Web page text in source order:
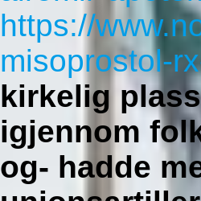
https://
misoprostol-
kirkelig
igjennom
og- hadde